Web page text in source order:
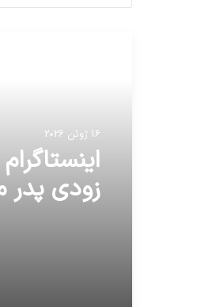
16 ژوئن 2026
زودی پدر